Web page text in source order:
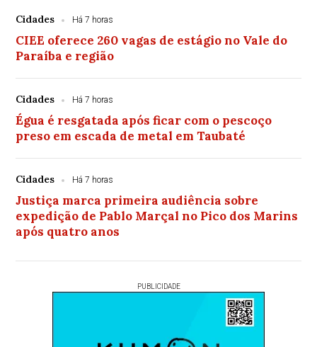
Cidades Há 7 horas
CIEE oferece 260 vagas de estágio no Vale do
Paraíba e região
Cidades Há 7 horas
Égua é resgatada após ficar com o pescoço
preso em escada de metal em Taubaté
Cidades Há 7 horas
Justiça marca primeira audiência sobre
expedição de Pablo Marçal no Pico dos Marins
após quatro anos
PUBLICIDADE